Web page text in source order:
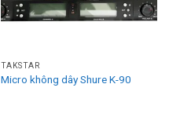
TAKSTAR
Micro không dây Shure K-90